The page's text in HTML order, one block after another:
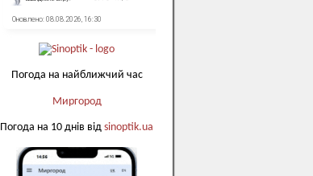
Погода на найближчий час
Миргород
Погода на 10 днів від sinoptik.ua